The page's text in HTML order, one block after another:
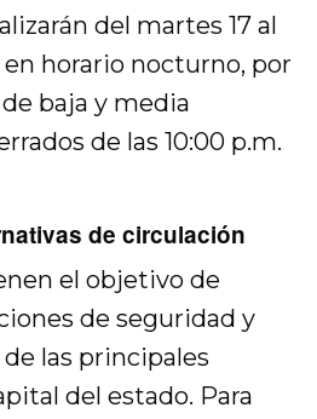
del martes 17 al
horario nocturno, por
baja y media
de las 10:00 p.m.
de circulación
el objetivo de
de seguridad y
las principales
del estado. Para